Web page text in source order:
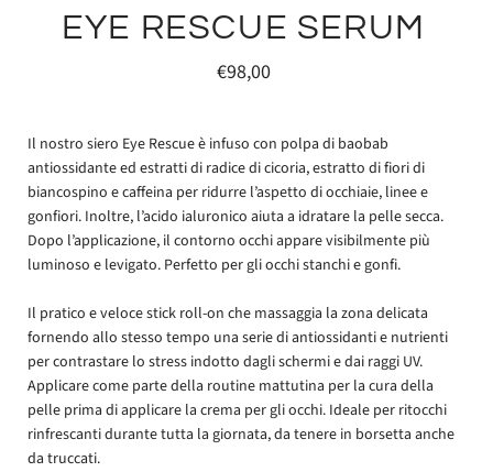
EYE RESCUE SERUM
€98,00
Il nostro siero Eye Rescue è infuso con polpa di baobab
antiossidante ed estratti di radice di cicoria, estratto di fiori di
biancospino e caffeina per ridurre l’aspetto di occhiaie, linee e
gonfiori. Inoltre, l’acido ialuronico aiuta a idratare la pelle secca.
Dopo l’applicazione, il contorno occhi appare visibilmente più
luminoso e levigato. Perfetto per gli occhi stanchi e gonfi.
Il pratico e veloce stick roll-on che massaggia la zona delicata
fornendo allo stesso tempo una serie di antiossidanti e nutrienti
per contrastare lo stress indotto dagli schermi e dai raggi UV.
Applicare come parte della routine mattutina per la cura della
pelle prima di applicare la crema per gli occhi. Ideale per ritocchi
rinfrescanti durante tutta la giornata, da tenere in borsetta anche
da truccati.